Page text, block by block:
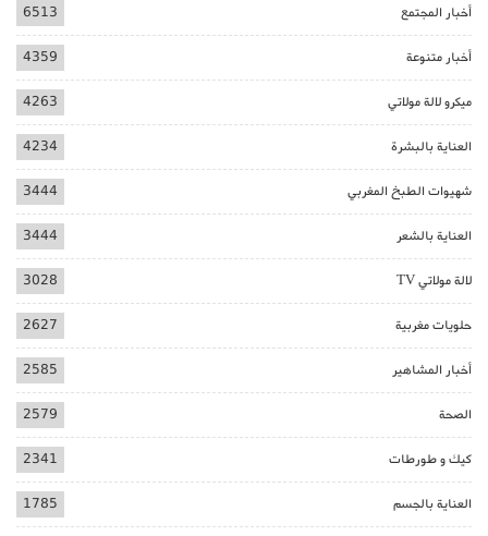
أخبار المجتمع 6513
أخبار متنوعة 4359
ميكرو لالة مولاتي 4263
العناية بالبشرة 4234
شهيوات الطبخ المغربي 3444
العناية بالشعر 3444
لالة مولاتي TV 3028
حلويات مغربية 2627
أخبار المشاهير 2585
الصحة 2579
كيك و طورطات 2341
العناية بالجسم 1785